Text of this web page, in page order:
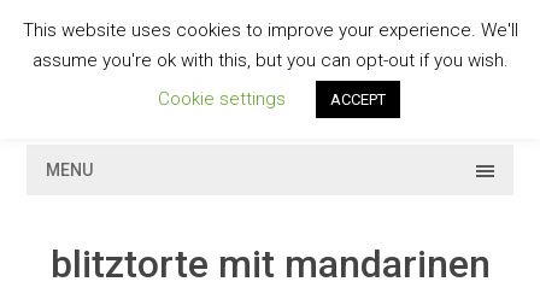
contentGESCHMACKVOLL
MENU
blitztorte mit mandarinen
This website uses cookies to improve your experience. We'll
assume you're ok with this, but you can opt-out if you wish.
Cookie settings
ACCEPT